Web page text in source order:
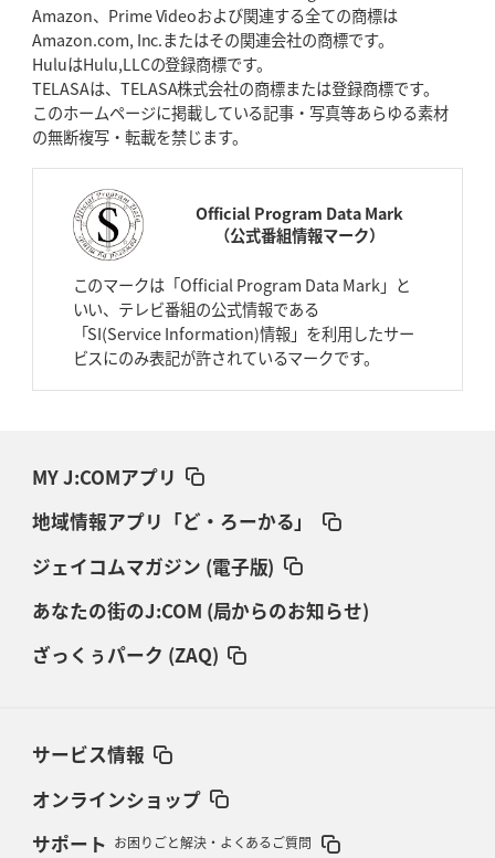
Amazon、Prime Videoおよび関連する全ての商標は
Amazon.com, Inc.またはその関連会社の商標です。
HuluはHulu,LLCの登録商標です。
TELASAは、TELASA株式会社の商標または登録商標です。
このホームページに掲載している記事・写真等あらゆる素材
の無断複写・転載を禁じます。
Official Program Data Mark
（公式番組情報マーク）
このマークは「Official Program Data Mark」と
いい、テレビ番組の公式情報である
「SI(Service Information)情報」を利用したサー
ビスにのみ表記が許されているマークです。
MY J:COMアプリ
地域情報アプリ「ど・ろーかる」
ジェイコムマガジン (電子版)
あなたの街のJ:COM (局からのお知らせ)
ざっくぅパーク (ZAQ)
サービス情報
オンラインショップ
サポート お困りごと解決・よくあるご質問